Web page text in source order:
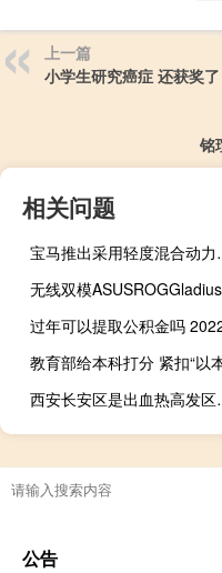
上一篇
小学生研究癌症 还获奖了
铭
相关问题
宝马推出采用
西安长安区
公告